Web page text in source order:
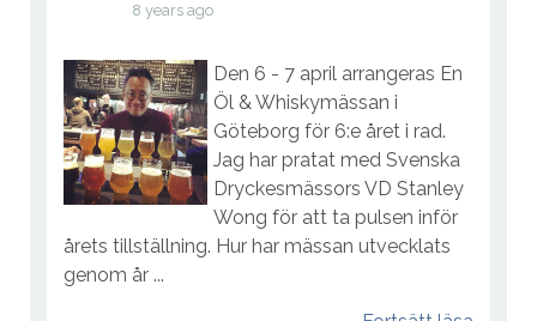
8 years ago
Den 6 - 7 april arrangeras En
Öl & Whiskymässan i
Göteborg för 6:e året i rad.
Jag har pratat med Svenska
Dryckesmässors VD Stanley
Wong för att ta pulsen inför
årets tillställning. Hur har mässan utvecklats
genom år ...